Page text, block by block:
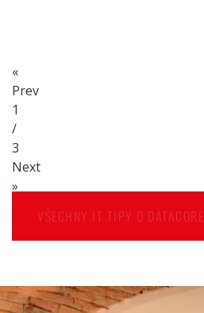
«
Prev
1
/
3
Next
»
VŠECHNY IT TIPY O DATACORE